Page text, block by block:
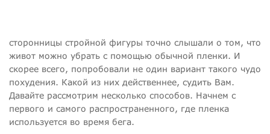
сторонницы стройной фигуры точно слышали о том, что
живот можно убрать с помощью обычной пленки. И
скорее всего, попробовали не один вариант такого чудо
похудения. Какой из них действеннее, судить Вам.
Давайте рассмотрим несколько способов. Начнем с
первого и самого распространенного, где пленка
используется во время бега.